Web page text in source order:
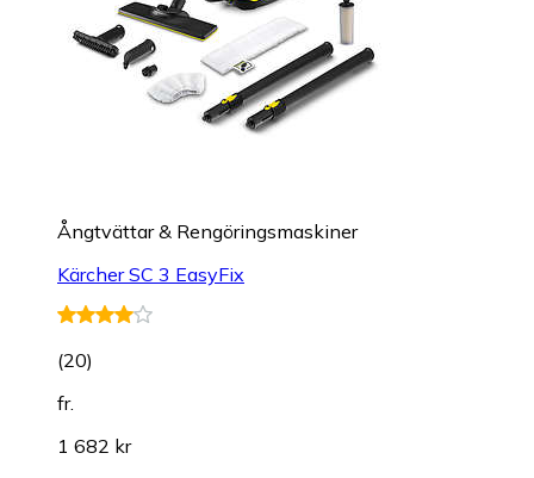
Ångtvättar & Rengöringsmaskiner
Kärcher SC 3 EasyFix
(20)
fr.
1 682 kr